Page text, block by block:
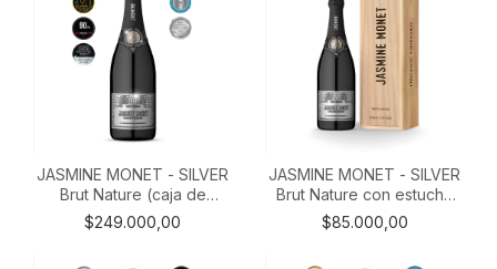
JASMINE MONET - SILVER
Brut Nature (caja de
madera X 3)
$249.000,00
JASMINE MONET - SILVER
Brut Nature con estuche
de madera
$85.000,00